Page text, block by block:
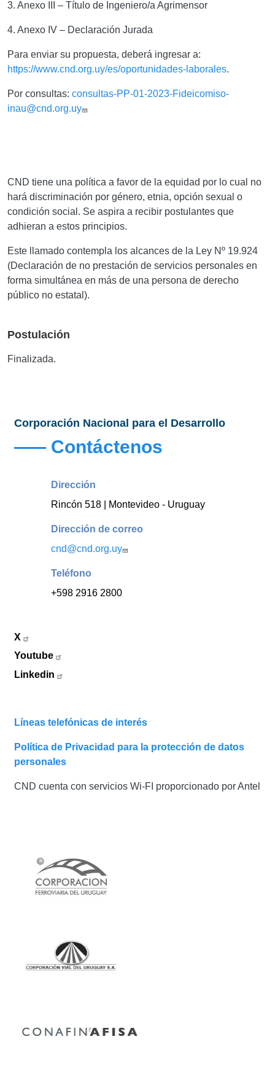
3. Anexo III – Título de Ingeniero/a Agrimensor
4. Anexo IV – Declaración Jurada
Para enviar su propuesta, deberá ingresar a:
https://www.cnd.org.uy/es/oportunidades-laborales.
Por consultas: consultas-PP-01-2023-Fideicomiso-
inau@cnd.org.uy
CND tiene una política a favor de la equidad por lo cual no
hará discriminación por género, etnia, opción sexual o
condición social. Se aspira a recibir postulantes que
adhieran a estos principios.
Este llamado contempla los alcances de la Ley Nº 19.924
(Declaración de no prestación de servicios personales en
forma simultánea en más de una persona de derecho
público no estatal).
Postulación
Finalizada.
Corporación Nacional para el Desarrollo
Contáctenos
Dirección
Rincón 518 | Montevideo - Uruguay
Dirección de correo
cnd@cnd.org.uy
Teléfono
+598 2916 2800
X
Youtube
Linkedin
Líneas telefónicas de interés
Política de Privacidad para la protección de datos
personales
CND cuenta con servicios Wi-FI proporcionado por Antel